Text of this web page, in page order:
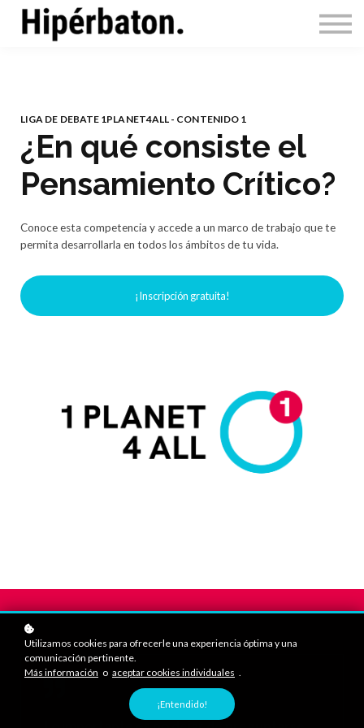
1Planet4All
LIGA DE DEBATE 1PLANET4ALL - CONTENIDO 1
¿En qué consiste el
Pensamiento Crítico?
Conoce esta competencia y accede a un marco de trabajo que te
permita desarrollarla en todos los ámbitos de tu vida.
¡Inscripción gratuita!
Utilizamos cookies para ofrecerle una experiencia óptima y una
comunicación pertinente.
Más información o aceptar cookies individuales .
¡Entendido!